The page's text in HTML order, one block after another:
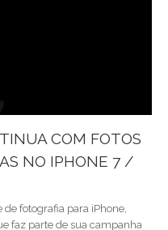
COM FOTOS
NO IPHONE 7 /
fotografia para iPhone,
faz parte de sua campanha